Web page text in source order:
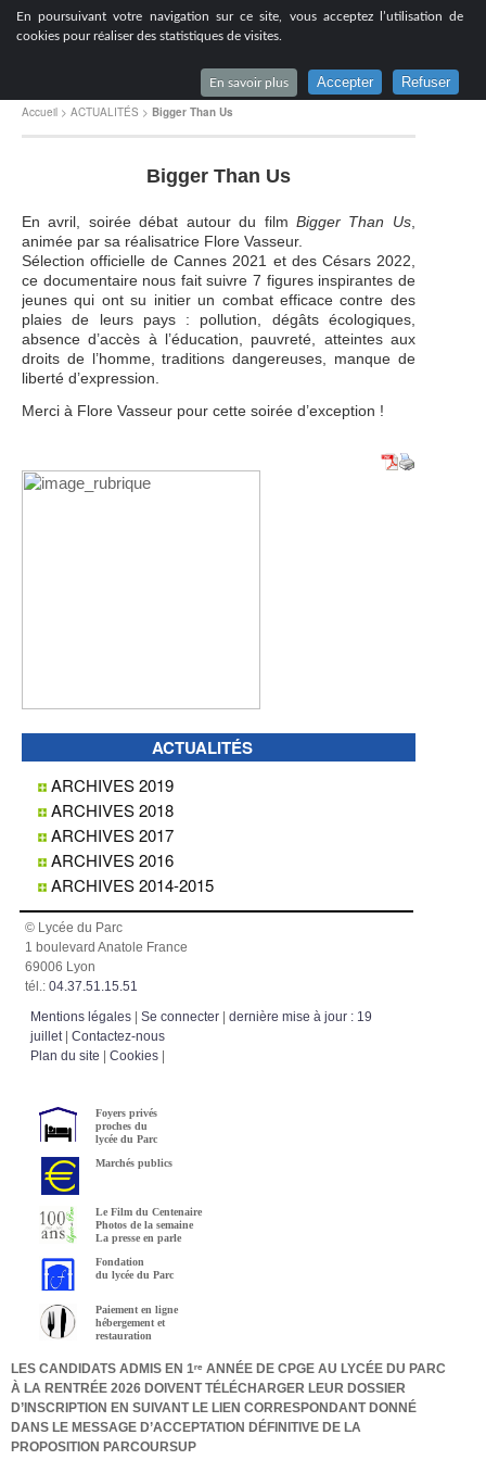
En poursuivant votre navigation sur ce site, vous acceptez l’utilisation de
cookies pour réaliser des statistiques de visites.
En savoir plus Accepter Refuser
Lycée du Parc à Lyon
Accueil > ACTUALITÉS > Bigger Than Us
Bigger Than Us
En avril, soirée débat autour du filmBigger Than Us,
animée par sa réalisatrice Flore Vasseur.
Sélection officielle de Cannes 2021 et des Césars 2022,
ce documentaire nous fait suivre 7 figures inspirantes de
jeunes qui ont su initier un combat efficace contre des
plaies de leurs pays : pollution, dégâts écologiques,
absence d’accès à l’éducation, pauvreté, atteintes aux
droits de l’homme, traditions dangereuses, manque de
liberté d’expression.
Merci à Flore Vasseur pour cette soirée d’exception !
ACTUALITÉS
ARCHIVES 2019
ARCHIVES 2018
ARCHIVES 2017
ARCHIVES 2016
ARCHIVES 2014-2015
© Lycée du Parc
1 boulevard Anatole France
69006 Lyon
tél.:04.37.51.15.51
Mentions légales |Se connecter |dernière mise à jour : 19
juillet|Contactez-nous
Plan du site |Cookies
Foyers privés
proches du
lycée du Parc
Marchés publics
Le Film du Centenaire
Photos de la semaine
La presse en parle
Fondation
du lycée du Parc
Paiement en ligne
hébergement et
restauration
LES CANDIDATS ADMIS EN 1ʳᵉ ANNÉE DE CPGE AU LYCÉE DU PARC
À LA RENTRÉE 2026 DOIVENT TÉLÉCHARGER LEUR DOSSIER
D’INSCRIPTION EN SUIVANT LE LIEN CORRESPONDANT DONNÉ
DANS LE MESSAGE D’ACCEPTATION DÉFINITIVE DE LA
PROPOSITION PARCOURSUP